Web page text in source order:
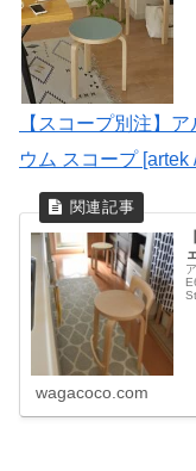
【スコープ別注】
ウム スコープ [artek
wagacoco.com